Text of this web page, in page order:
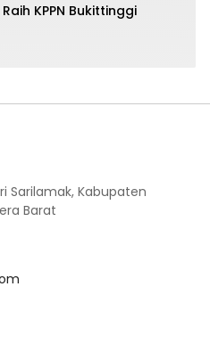
KPPN Bukittinggi
Sarilamak, Kabupaten
Barat